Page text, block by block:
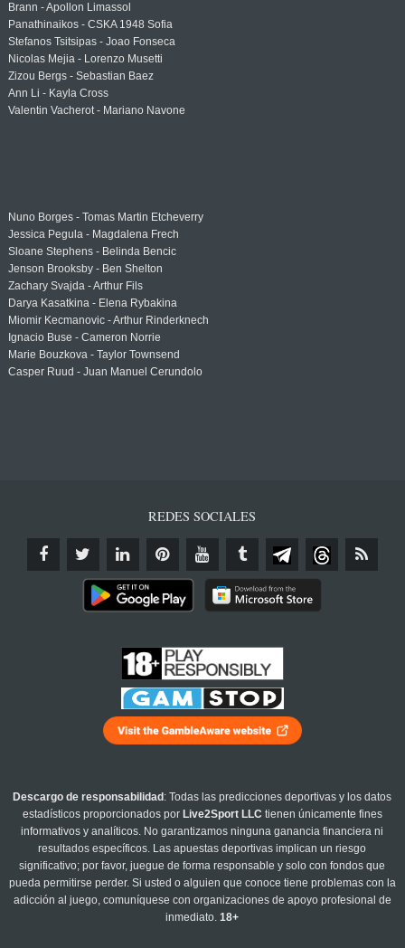
Brann - Apollon Limassol
Panathinaikos - CSKA 1948 Sofia
Stefanos Tsitsipas - Joao Fonseca
Nicolas Mejia - Lorenzo Musetti
Zizou Bergs - Sebastian Baez
Ann Li - Kayla Cross
Valentin Vacherot - Mariano Navone
Nuno Borges - Tomas Martin Etcheverry
Jessica Pegula - Magdalena Frech
Sloane Stephens - Belinda Bencic
Jenson Brooksby - Ben Shelton
Zachary Svajda - Arthur Fils
Darya Kasatkina - Elena Rybakina
Miomir Kecmanovic - Arthur Rinderknech
Ignacio Buse - Cameron Norrie
Marie Bouzkova - Taylor Townsend
Casper Ruud - Juan Manuel Cerundolo
REDES SOCIALES
Descargo de responsabilidad : Todas las predicciones deportivas y los datos
estadísticos proporcionados por Live2Sport LLC tienen únicamente fines
informativos y analíticos. No garantizamos ninguna ganancia financiera ni
resultados específicos. Las apuestas deportivas implican un riesgo
significativo; por favor, juegue de forma responsable y solo con fondos que
pueda permitirse perder. Si usted o alguien que conoce tiene problemas con la
adicción al juego, comuníquese con organizaciones de apoyo profesional de
inmediato.18+